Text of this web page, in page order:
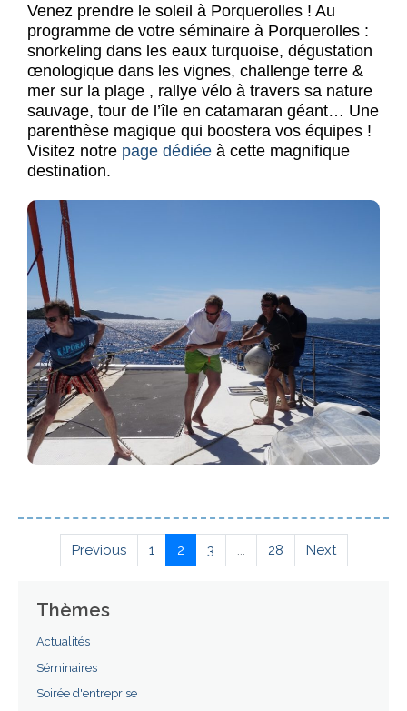
Venez prendre le soleil à Porquerolles ! Au
programme de votre séminaire à Porquerolles :
snorkeling dans les eaux turquoise, dégustation
œnologique dans les vignes, challenge terre &
mer sur la plage , rallye vélo à travers sa nature
sauvage, tour de l’île en catamaran géant… Une
parenthèse magique qui boostera vos équipes !
Visitez notre page dédiée à cette magnifique
destination.
Previous 1 2 3 ... 28 Next
Thèmes
Actualités
Séminaires
Soirée d'entreprise